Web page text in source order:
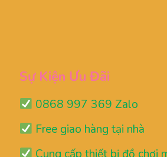
Sự Kiện Ưu Đãi
0868 997 369 Zalo
Free giao hàng tại nhà